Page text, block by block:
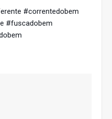
#correntedobem
#fuscadobem